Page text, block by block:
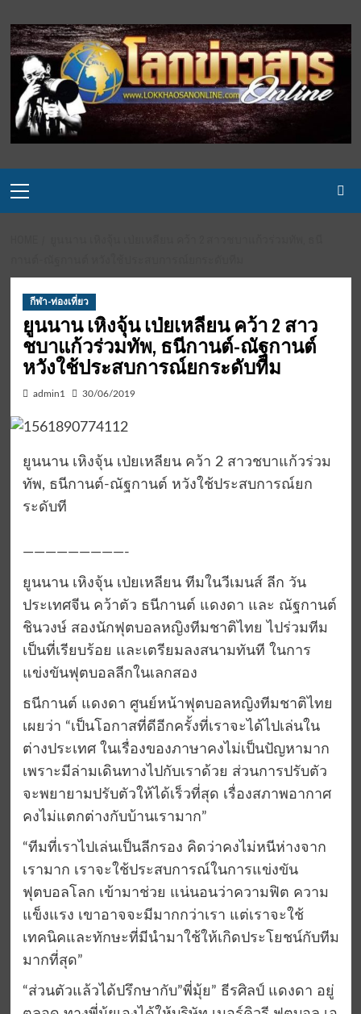
to
content
Menu
กีฬา-ท่องเที่ยว
ยูนนาน เหิงจุ้น เป่ยเหลียน คว้า 2 สาว
ชบาแก้วร่วมทัพ, ธนีกานต์-ณัฐกานต์
หวังใช้ประสบการณ์ยกระดับทีม
admin1 30/06/2019
ยูนนาน เหิงจุ้น เป่ยเหลียน คว้า 2 สาวชบาแก้วร่วม
ทัพ, ธนีกานต์-ณัฐกานต์ หวังใช้ประสบการณ์ยก
ระดับที
—————————-
ยูนนาน เหิงจุ้น เป่ยเหลียน ทีมในวีเมนส์ ลีก วัน
ประเทศจีน คว้าตัว ธนีกานต์ แดงดา และ ณัฐกานต์
ชินวงษ์ สองนักฟุตบอลหญิงทีมชาติไทย ไปร่วมทีม
เป็นที่เรียบร้อย และเตรียมลงสนามทันที ในการ
แข่งขันฟุตบอลลีกในเลกสอง
ธนีกานต์ แดงดา ศูนย์หน้าฟุตบอลหญิงทีมชาติไทย
เผยว่า “เป็นโอกาสที่ดีอีกครั้งที่เราจะได้ไปเล่นใน
ต่างประเทศ ในเรื่องของภาษาคงไม่เป็นปัญหามาก
เพราะมีล่ามเดินทางไปกับเราด้วย ส่วนการปรับตัว
จะพยายามปรับตัวให้ได้เร็วที่สุด เรื่องสภาพอากาศ
คงไม่แตกต่างกับบ้านเรามาก”
“ทีมที่เราไปเล่นเป็นลีกรอง คิดว่าคงไม่หนีห่างจาก
เรามาก เราจะใช้ประสบการณ์ในการแข่งขัน
ฟุตบอลโลก เข้ามาช่วย แน่นอนว่าความฟิต ความ
แข็งแรง เขาอาจจะมีมากกว่าเรา แต่เราจะใช้
เทคนิคและทักษะที่มีนำมาใช้ให้เกิดประโยชน์กับทีม
มากที่สุด”
“ส่วนตัวแล้วได้ปรึกษากับ”พี่มุ้ย” ธีรศิลป์ แดงดา อยู่